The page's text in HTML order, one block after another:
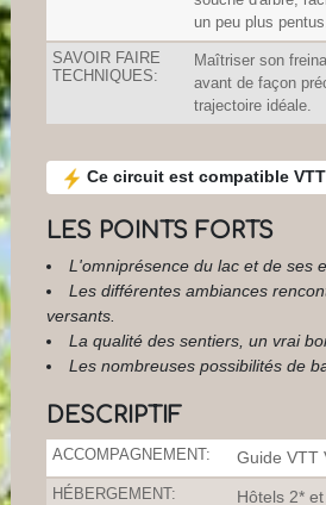
un peu plus
SAVOIR FAIRE
TECHNIQUES:
Maîtriser son
avant de façon
trajectoire idéale.
Ce circuit est compatible
LES POINTS FORTS
L'omniprésence du lac et de ses
Les différentes ambiances
versants.
La qualité des sentiers, un vrai
Les nombreuses possibilités de
DESCRIPTIF
ACCOMPAGNEMENT: Guide VTT
HÉBERGEMENT: Hôtels 2*